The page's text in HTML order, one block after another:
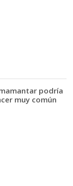
podría
muy común